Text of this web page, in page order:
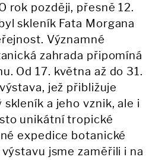
rok později, přesně 12.
skleník Fata Morgana
Významné
zahrada připomíná
Od 17. května až do 31.
jež přibližuje
a jeho vznik, ale i
unikátní tropické
expedice botanické
jsme zaměřili i na